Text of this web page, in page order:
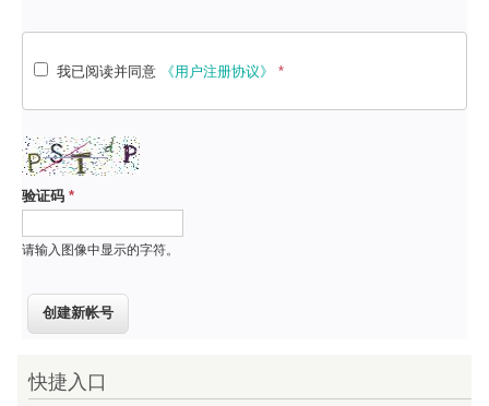
我已阅读并同意 《用户注册协议》 *
验证码 *
请输入图像中显示的字符。
快捷入口